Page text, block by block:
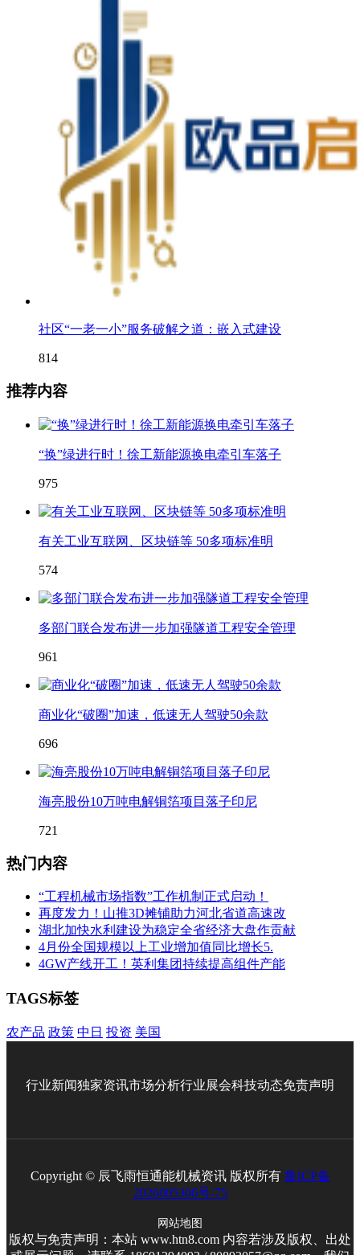
社区“一老一小”服务破解之道：嵌入式建设
814
推荐内容
“换”绿进行时！徐工新能源换电牵引车落子
975
有关工业互联网、区块链等 50多项标准明
574
多部门联合发布进一步加强隧道工程安全管理
961
商业化“破圈”加速，低速无人驾驶50余款
696
海亮股份10万吨电解铜箔项目落子印尼
721
热门内容
“工程机械市场指数”工作机制正式启动！
再度发力！山推3D摊铺助力河北省道高速改
湖北加快水利建设为稳定全省经济大盘作贡献
4月份全国规模以上工业增加值同比增长5.
4GW产线开工！英利集团持续提高组件产能
TAGS标签
农产品 政策 中日 投资 美国
行业新闻独家资讯市场分析行业展会科技动态免责声明
Copyright © 辰飞雨恒通能机械资讯 版权所有 鲁ICP备
2026005306号-75
网站地图
版权与免责声明：本站 www.htn8.com 内容若涉及版权、出处